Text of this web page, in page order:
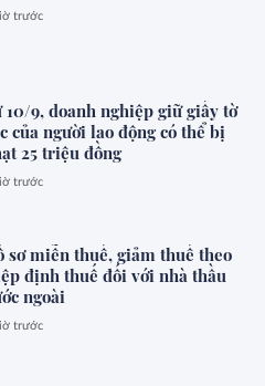
trước
10/9, doanh nghiệp giữ giấy tờ
của người lao động có thể bị
25 triệu đồng
trước
sơ miễn thuế, giảm thuế theo
định thuế đối với nhà thầu
ngoài
trước